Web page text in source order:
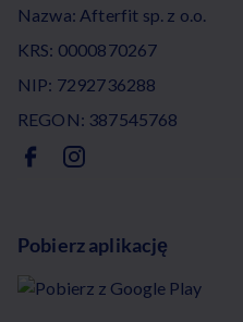
Nazwa: Afterfit sp. z o.o.
KRS: 0000870267
NIP: 7292736288
REGON: 387545768
Pobierz aplikację